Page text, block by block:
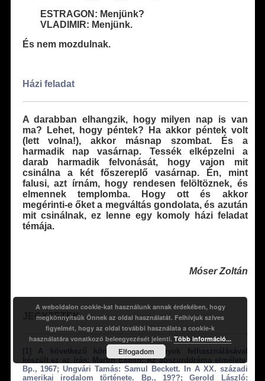
ESTRAGON: Menjünk?
VLADIMIR: Menjünk.
És nem mozdulnak.
Házi feladat
A darabban elhangzik, hogy milyen nap is van
ma? Lehet, hogy péntek? Ha akkor péntek volt
(lett volna!), akkor másnap szombat. És a
harmadik nap vasárnap. Tessék elképzelni a
darab harmadik felvonását, hogy vajon mit
csinálna a két főszereplő vasárnap. Én, mint
falusi, azt írnám, hogy rendesen felöltöznek, és
elmennek templomba. Hogy ott és akkor
megérinti-e őket a megváltás gondolata, és azután
mit csinálnak, ez lenne egy komoly házi feladat
témája.
Móser Zoltán
JEGYZETEK
[1] A következő könyvek, tanulmányok felhasználásával
készült ez az írás: Martin Esslin: Az abszurddráma elmélete.
Bp., 1967; Ungvári Tamás: Samul Beckett. In A XX. századi
amerikai irodalom története. Bp., 19??; Gerold László:
A weboldalon cookie-kat használunk annak érdekében, hogy
megkönnyítsük Önnek az oldal használatát. Felhívjuk szíves
figyelmét, hogy az oldal további használata a cookie-k
használatára vonatkozó beleegyezését jelenti.Több információ...
Elfogadom